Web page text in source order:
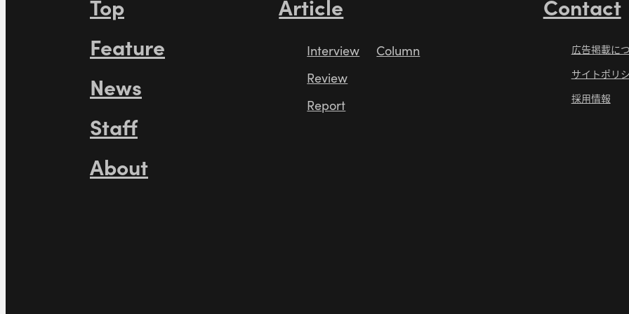
Top
Feature
News
Staff
About
Article
Interview
Review
Report
Column
Contact
広告掲載に
サイトポリ
採用情報